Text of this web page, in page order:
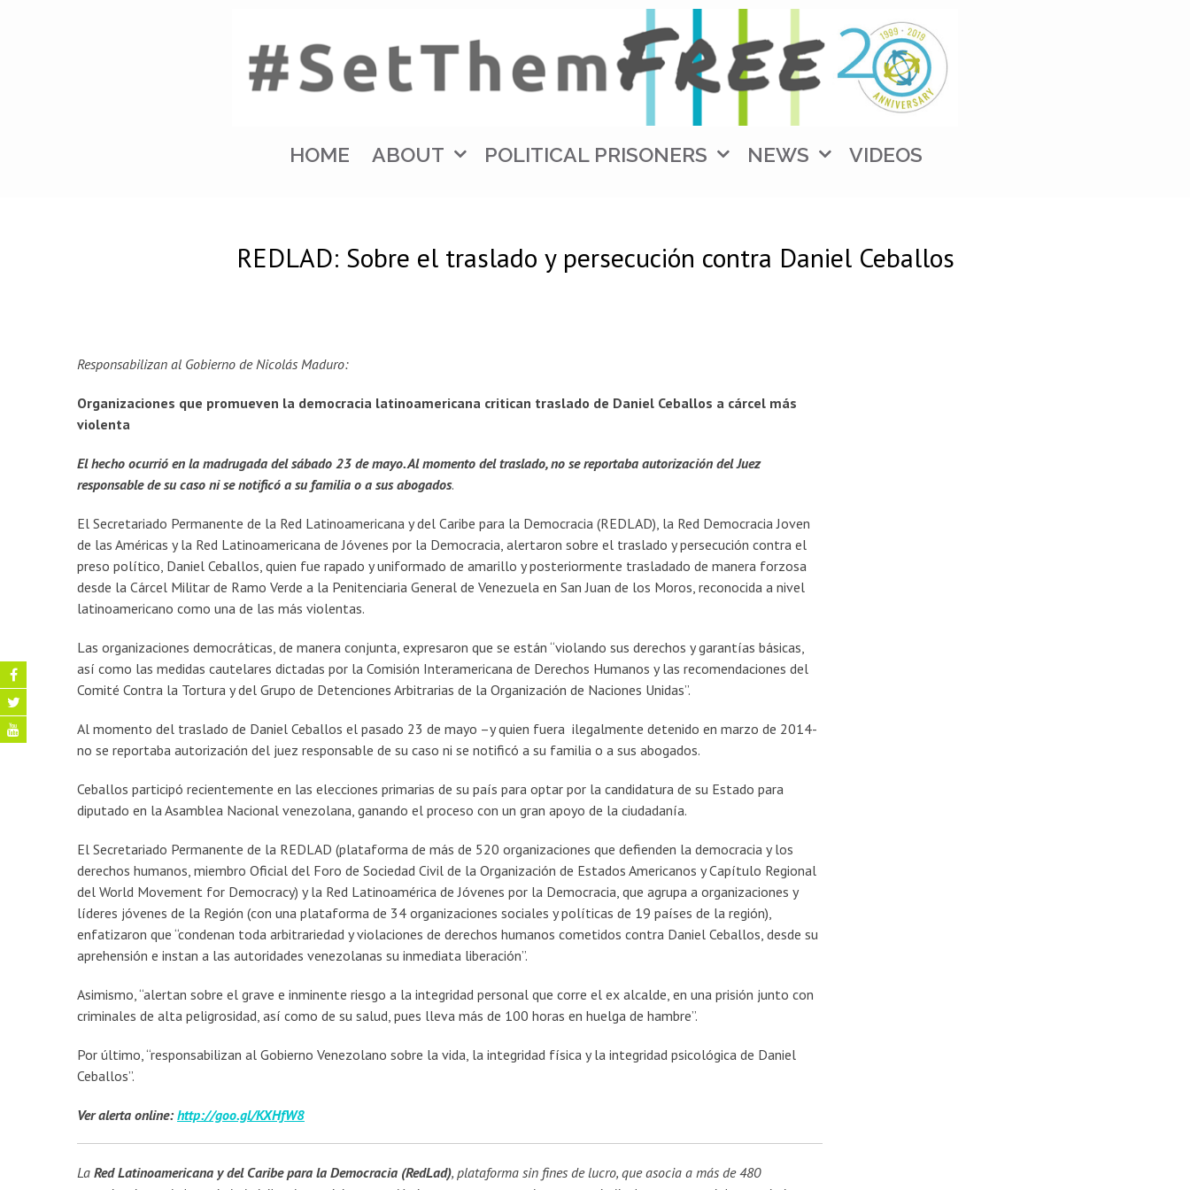
HOME ABOUT POLITICAL PRISONERS NEWS VIDEOS
REDLAD: Sobre el traslado y persecución contra Daniel Ceballos
Responsabilizan al Gobierno de Nicolás Maduro:
Organizaciones que promueven la democracia latinoamericana critican traslado de Daniel Ceballos a cárcel más
violenta
El hecho ocurrió en la madrugada del sábado 23 de mayo. Al momento del traslado, no se reportaba autorización del Juez
responsable de su caso ni se notificó a su familia o a sus abogados.
El Secretariado Permanente de la Red Latinoamericana y del Caribe para la Democracia (REDLAD), la Red Democracia Joven
de las Américas y la Red Latinoamericana de Jóvenes por la Democracia, alertaron sobre el traslado y persecución contra el
preso político, Daniel Ceballos, quien fue rapado y uniformado de amarillo y posteriormente trasladado de manera forzosa
desde la Cárcel Militar de Ramo Verde a la Penitenciaria General de Venezuela en San Juan de los Moros, reconocida a nivel
latinoamericano como una de las más violentas.
Las organizaciones democráticas, de manera conjunta, expresaron que se están “violando sus derechos y garantías básicas,
así como las medidas cautelares dictadas por la Comisión Interamericana de Derechos Humanos y las recomendaciones del
Comité Contra la Tortura y del Grupo de Detenciones Arbitrarias de la Organización de Naciones Unidas”.
Al momento del traslado de Daniel Ceballos el pasado 23 de mayo –y quien fuera ilegalmente detenido en marzo de 2014-
no se reportaba autorización del juez responsable de su caso ni se notificó a su familia o a sus abogados.
Ceballos participó recientemente en las elecciones primarias de su país para optar por la candidatura de su Estado para
diputado en la Asamblea Nacional venezolana, ganando el proceso con un gran apoyo de la ciudadanía.
El Secretariado Permanente de la REDLAD (plataforma de más de 520 organizaciones que defienden la democracia y los
derechos humanos, miembro Oficial del Foro de Sociedad Civil de la Organización de Estados Americanos y Capítulo Regional
del World Movement for Democracy) y la Red Latinoamérica de Jóvenes por la Democracia, que agrupa a organizaciones y
líderes jóvenes de la Región (con una plataforma de 34 organizaciones sociales y políticas de 19 países de la región),
enfatizaron que “condenan toda arbitrariedad y violaciones de derechos humanos cometidos contra Daniel Ceballos, desde su
aprehensión e instan a las autoridades venezolanas su inmediata liberación”.
Asimismo, “alertan sobre el grave e inminente riesgo a la integridad personal que corre el ex alcalde, en una prisión junto con
criminales de alta peligrosidad, así como de su salud, pues lleva más de 100 horas en huelga de hambre”.
Por último, “responsabilizan al Gobierno Venezolano sobre la vida, la integridad física y la integridad psicológica de Daniel
Ceballos”.
Ver alerta online: http://goo.gl/KXHfW8
La Red Latinoamericana y del Caribe para la Democracia (RedLad), plataforma sin fines de lucro, que asocia a más de 480